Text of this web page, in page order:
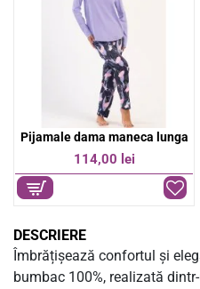
-4%
Pijamale dama roz masuri mari
124,00 lei 129,00 lei
DESCRIERE
Îmbrățișează confortul și
bumbac 100%, realizată